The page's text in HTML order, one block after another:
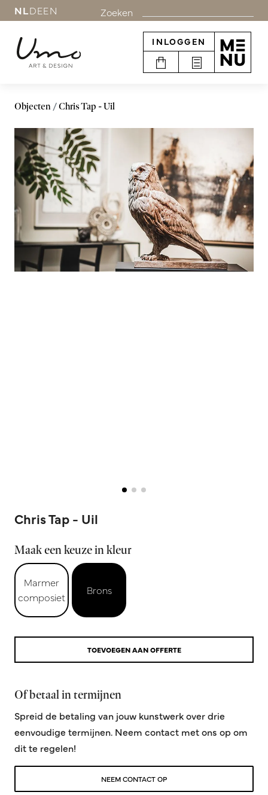
NLDEEN Zoeken
INLOGGEN
Objecten Chris Tap - Uil
Chris Tap - Uil
Maak een keuze in kleur
Marmer
composiet
Brons
TOEVOEGEN AAN OFFERTE
Of betaal in termijnen
Spreid de betaling van jouw kunstwerk over drie
eenvoudige termijnen. Neem contact met ons op om
dit te regelen!
NEEM CONTACT OP